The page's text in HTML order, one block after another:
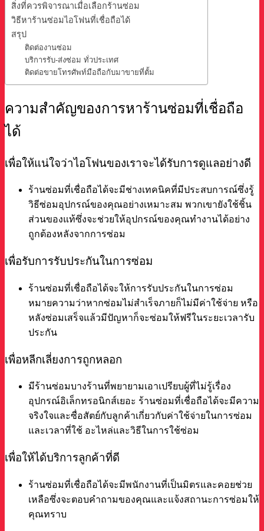
สิ่งที่ควรพิจารณาเมื่อเลือกร้านซ่อม
วิธีหาร้านซ่อมไอโฟนที่เชื่อถือได้
สรุป
ติดต่องานซ่อม
บริการรับ-ส่งซ่อม ทั่วประเทศ
ติดต่อขายโทรศัพท์มือถือกับมาขายที่ตั้ม
ความสำคัญของการหาร้านซ่อมที่เชื่อถือ
ได้
เพื่อให้แน่ใจว่าไอโฟนของเราจะได้รับการดูแลอย่างดี
ร้านซ่อมที่เชื่อถือได้จะมีช่างเทคนิคที่มีประสบการณ์ซึ่งรู้
วิธีซ่อมอุปกรณ์ของคุณอย่างเหมาะสม พวกเขายังใช้ชิ้น
ส่วนของแท้ซึ่งจะช่วยให้อุปกรณ์ของคุณทำงานได้อย่าง
ถูกต้องหลังจากการซ่อม
เพื่อรับการรับประกันในการซ่อม
ร้านซ่อมที่เชื่อถือได้จะให้การรับประกันในการซ่อม
หมายความว่าหากซ่อมไม่สำเร็จภายก็ไม่มีค่าใช้จ่าย หรือ
หลังซ่อมเสร็จแล้วมีปัญหาก็จะซ่อมให้ฟรีในระยะเวลารับ
ประกัน
เพื่อหลีกเลี่ยงการถูกหลอก
มีร้านซ่อมบางร้านที่พยายามเอาเปรียบผู้ที่ไม่รู้เรื่อง
อุปกรณ์อิเล็กทรอนิกส์เยอะ ร้านซ่อมที่เชื่อถือได้จะมีความ
จริงใจและซื่อสัตย์กับลูกค้าเกี่ยวกับค่าใช้จ่ายในการซ่อม
และเวลาที่ใช้ อะไหล่และวิธีในการใช้ซ่อม
เพื่อให้ได้บริการลูกค้าที่ดี
ร้านซ่อมที่เชื่อถือได้จะมีพนักงานที่เป็นมิตรและคอยช่วย
เหลือซึ่งจะตอบคำถามของคุณและแจ้งสถานะการซ่อมให้
คุณทราบ